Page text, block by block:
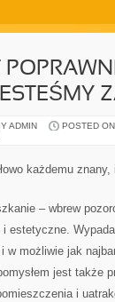
ADMIN POSTED
każdemu
– wbrew
estetyczne.
w możliwie jak
jest także
i